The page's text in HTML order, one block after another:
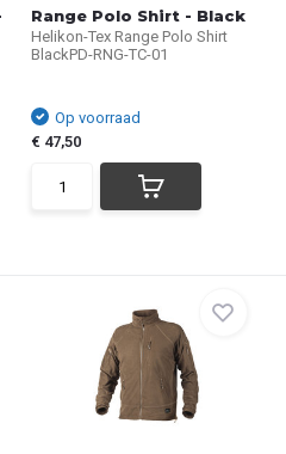
Range Polo Shirt - Black
Helikon-Tex Range Polo Shirt
BlackPD-RNG-TC-01
Op voorraad
€ 47,50